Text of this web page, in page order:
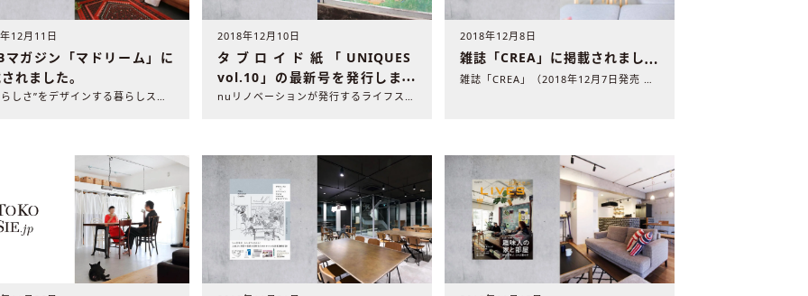
12月11日
マガジン「マドリーム」に
れました。
“自分らしさ”をデザインする暮らしスタイルマガジン「マドリー..
2018年12月10日
タブロイド紙「UNIQUES
vol.10」の最新号を発行しまし
た
nuリノベーションが発行するライフスタイルマガジン「UNIQ..
2018年12月8日
雑誌「CREA」に掲載されました
雑誌「CREA」（2018年12月7日発売 文藝春秋発行）に..